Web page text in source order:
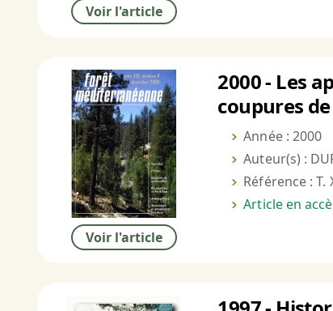
Voir l'article
Voir l'article
2000 - Les
coupures
Année : 2000
Auteur(s) :
Référence : T.
Article en